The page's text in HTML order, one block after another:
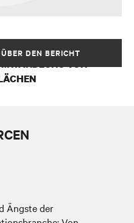
STANDORTE,
VON
DEN BERICHT
Ängste der